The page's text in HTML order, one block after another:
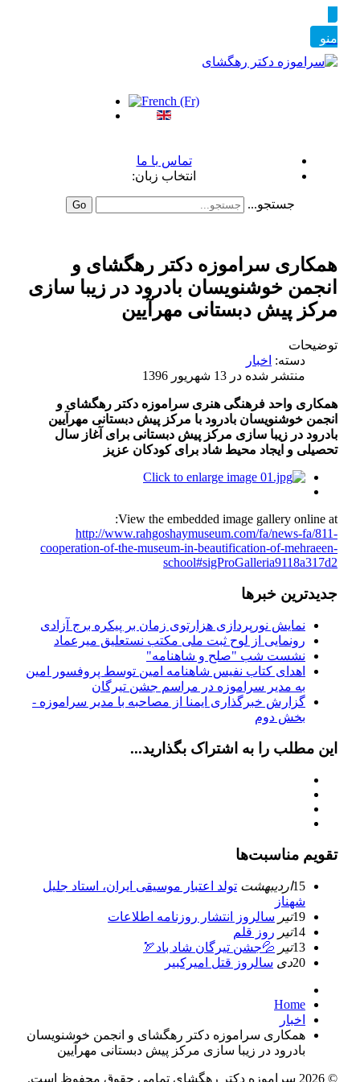
تماس با ما
انتخاب زبان:
جستجو... Go
همکاری سراموزه دکتر رهگشای و
انجمن خوشنویسان بادرود در زیبا سازی
مرکز پیش دبستانی مهرآیین
توضیحات
دسته: اخبار
منتشر شده در 13 شهریور 1396
همکاری واحد فرهنگی هنری سراموزه دکتر رهگشای و
انجمن خوشنویسان بادرود با مرکز پیش دبستانی مهرآیین
بادرود در زیبا سازی مرکز پیش دبستانی برای آغاز سال
تحصیلی و ایجاد محیط شاد برای کودکان عزیز
View the embedded image gallery online at:
http://www.rahgoshaymuseum.com/fa/news-fa/811-
cooperation-of-the-museum-in-beautification-of-mehraeen-
school#sigProGalleria9118a317d2
جدیدترین خبرها
نمایش نورپردازی هزارتوی زمان بر پیکره برج آزادی
رونمایی از لوح ثبت ملی مكتب نستعلیق میرعماد
نشست شب "صلح و شاهنامه"
اهدای کتاب نفیس شاهنامه امین توسط پروفسور امین
به مدیر سراموزه در مراسم جشن تیرگان
گزارش خبرگذاری ایمنا از مصاحبه با مدیر سراموزه -
بخش دوم
این مطلب را به اشتراک بگذارید...
تقویم مناسبت‌ها
15ارديبهشت تولد اعتبار موسيقى ايران، استاد جليل
شهناز
19تیر سالروز انتشار روزنامه اطلاعات
14تیر روز قلم
13تیر 💦جشن تیرگان شاد باد🏹
20دی سالروز قتل امیرکبیر
Home
اخبار
همکاری سراموزه دکتر رهگشای و انجمن خوشنویسان
بادرود در زیبا سازی مرکز پیش دبستانی مهرآیین
© 2026 سراموزه دکتر رهگشای تمامی حقوق محفوظ است.